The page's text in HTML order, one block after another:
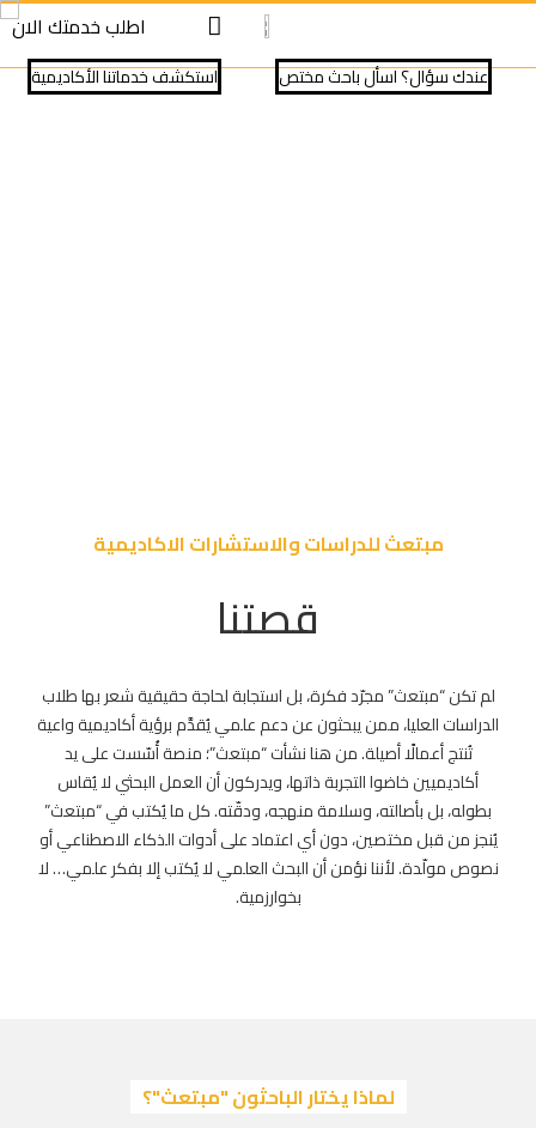
اطلب خدمتك الان
⁠استكشف خدماتنا الأكاديمية عندك سؤال؟ اسأل باحث مختص
مبتعث للدراسات والاستشارات الاكاديمية
قصتنا
لم تكن “مبتعث” مجرّد فكرة، بل استجابة لحاجة حقيقية شعر بها طلاب
الدراسات العليا، ممن يبحثون عن دعم علمي يُقدَّم برؤية أكاديمية واعية
تُنتج أعمالًا أصيلة. من هنا نشأت “مبتعث”؛ منصة أُسّست على يد
أكاديميين خاضوا التجربة ذاتها، ويدركون أن العمل البحثي لا يُقاس
بطوله، بل بأصالته، وسلامة منهجه، ودقّته. كل ما يُكتب في “مبتعث”
يُنجز من قبل مختصين، دون أي اعتماد على أدوات الذكاء الاصطناعي أو
نصوص مولّدة. لأننا نؤمن أن البحث العلمي لا يُكتب إلا بفكر علمي… لا
بخوارزمية.
لماذا يختار الباحثون "مبتعث"؟